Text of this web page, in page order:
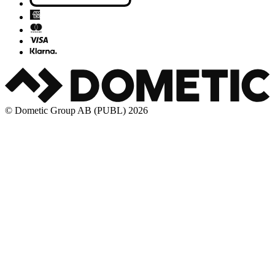
© Dometic Group AB (PUBL) 2026